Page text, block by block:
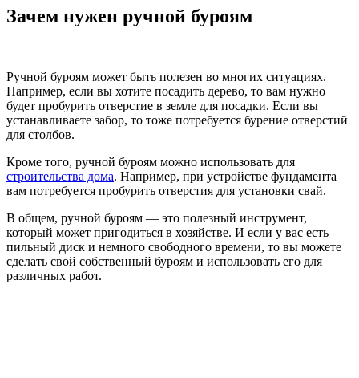
Зачем нужен ручной буроям
Ручной буроям может быть полезен во многих ситуациях.
Например, если вы хотите посадить дерево, то вам нужно
будет пробурить отверстие в земле для посадки. Если вы
устанавливаете забор, то тоже потребуется бурение отверстий
для столбов.
Кроме того, ручной буроям можно использовать для
строительства дома. Например, при устройстве фундамента
вам потребуется пробурить отверстия для установки свай.
В общем, ручной буроям — это полезный инструмент,
который может пригодиться в хозяйстве. И если у вас есть
пильный диск и немного свободного времени, то вы можете
сделать свой собственный буроям и использовать его для
различных работ.